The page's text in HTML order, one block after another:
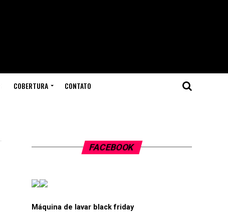
COBERTURA CONTATO
FACEBOOK
Máquina de lavar black friday